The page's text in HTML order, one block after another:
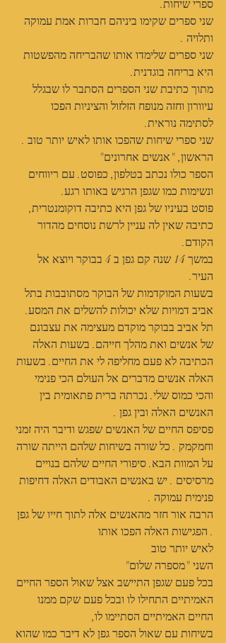
ספרי שיחות.
שני ספרים שקימו ביניהם חברות אמת עמוקה
ותלויה .
שני ספרים שלימדו אותו שהבריחה מהפשטות
היא בריחה בוגדנית.
מתוך כתיבת שני הספרים הסתבר לו שבגלל
עיוורון וחזה מנופח הזלזול והציניות הפכו
לסתימה נוראית.
שני ספרי שיחות שהפכו אותו לאיש יותר טוב .
הראשון, "אנשים אחרונים"
הספר כולו נכתב בטלפון, כפוסט. עם ריווחים
ונשימות כמו שגפן הרגיש באותו רגע.
פוסט בעיניו של גפן היא כתיבה דוקומנטרית,
כתיבה שאין לה עניין לרשת נוסחים מהדור
הקודם.
במשך 14 שנה קם גפן ב 4 בבוקר ויוצא אל
העיר.
בשעות המוקדמות של הבוקר מסתובבות בתל
אביב דמויות שלא יכולות להשלים את המסע.
תל אביב בבוקר מוקדם מעצימה את עצבונם
של אנשים ואת מהלך חייהם. בשעות האלה
הכתיבה לא פעם מחליפה לי את החיים. בשעות
האלה אנשים מדברים אל העולם הכי פנימי
והכי כמוס שלי. נכרתה ברית פתאומית בין
האנשים האלה ובין גפן .
פסיפס החיים של האנשים שפגש ודיבר היה זמני
וחמקמק . כל שורה בשיחות שלהם הייתה שורה
על המוות הבא. סיפורי החיים שלהם בנויים
מרסיסים . יש באנשים האבודים האלה דחיפות
פנימית עמוקה .
הרבה אור חזר מהאנשים אלה לתוך חייו של גפן
. הפגישות האלה הפכו אותו
לאיש יותר טוב
השני "מספרה שלום"
בכל פעם שגפן התיישב אצל שאול הספר החיים
האמיתיים התחילו לו ובכל פעם שקם ממנו
החיים האמיתיים הסתיימו לו,
בשיחות עם שאול הספר גפן לא דיבר כמו שהוא